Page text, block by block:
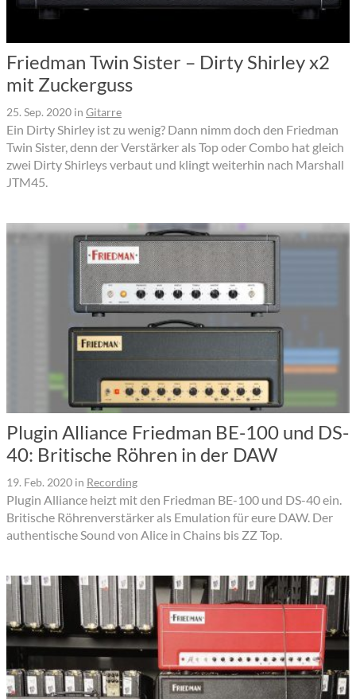
Friedman Twin Sister – Dirty Shirley x2
mit Zuckerguss
25. Sep. 2020 in Gitarre
Ein Dirty Shirley ist zu wenig? Dann nimm doch den Friedman
Twin Sister, denn der Verstärker als Top oder Combo hat gleich
zwei Dirty Shirleys verbaut und klingt weiterhin nach Marshall
JTM45.
Plugin Alliance Friedman BE-100 und DS-
40: Britische Röhren in der DAW
19. Feb. 2020 in Recording
Plugin Alliance heizt mit den Friedman BE-100 und DS-40 ein.
Britische Röhrenverstärker als Emulation für eure DAW. Der
authentische Sound von Alice in Chains bis ZZ Top.